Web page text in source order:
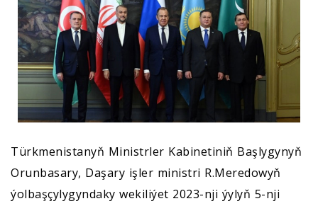
Türkmenistanyň Ministrler Kabinetiniň Başlygynyň
Orunbasary, Daşary işler ministri R.Meredowyň
ýolbaşçylygyndaky wekiliýet 2023-nji ýylyň 5-nji